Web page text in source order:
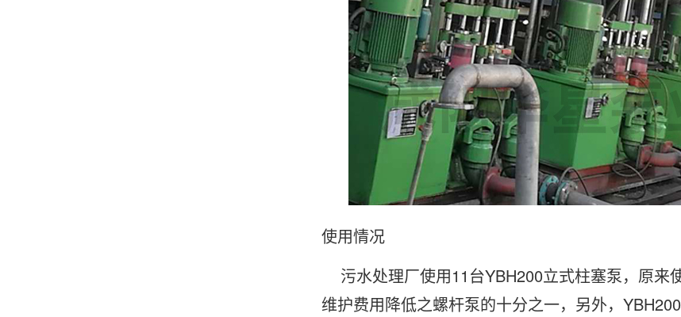
使用情况
污水处理厂使用11台YBH200立式柱塞泵，原来
维护费用降低之螺杆泵的十分之一，另外，